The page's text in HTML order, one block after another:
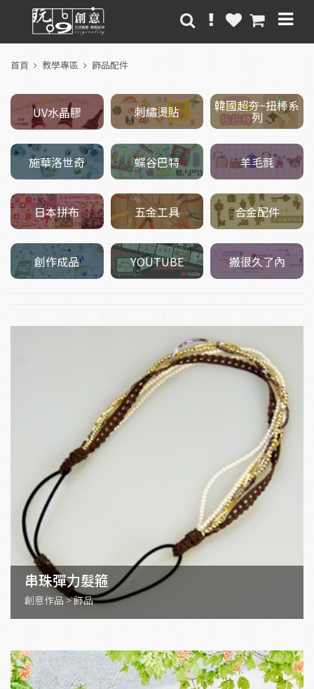
首頁 教學專區 飾品配件
UV水晶膠 刺繡燙貼 韓國超夯~扭棒系
列
施華洛世奇 蝶谷巴特 羊毛氈
日本拼布 五金工具 合金配件
創作成品 YOUTUBE 搬很久了內
串珠彈力髮箍
創意作品>飾品